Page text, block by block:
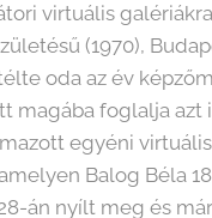
virtuális
(1970),
oda az év
magába foglalja azt
egyéni
Balog Béla
án nyílt meg és